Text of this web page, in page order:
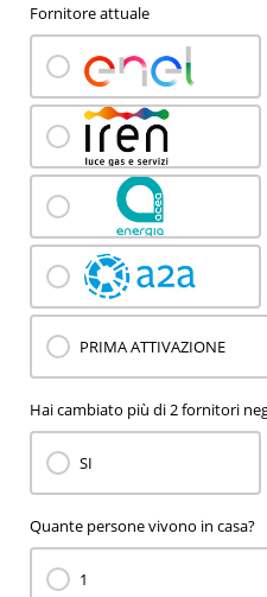
Fornitore attuale
PRIMA ATTIVAZIONE
Hai cambiato più di 2 fornitori
SI
Quante persone vivono in casa?
1